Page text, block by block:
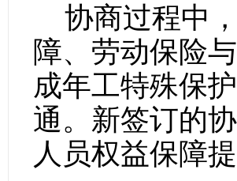
协商过程中
障、劳动保险
成年工特殊保
通。新签订的
人员权益保障